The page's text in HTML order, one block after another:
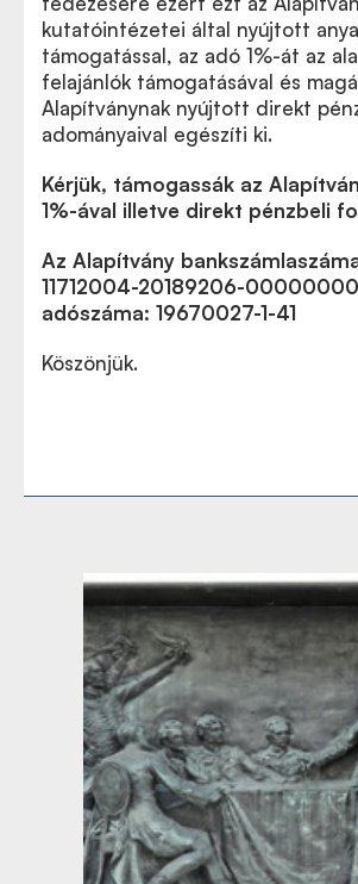
kutatóintézetei által nyújtott
támogatással, az adó 1%-át az
felajánlók támogatásával és
Alapítványnak nyújtott direkt
adományaival egészíti ki.
Kérjük, támogassák az
1%-ával illetve direkt pénzbeli
Az Alapítvány
11712004-20189206-
adószáma: 19670027-1-41
Köszönjük.